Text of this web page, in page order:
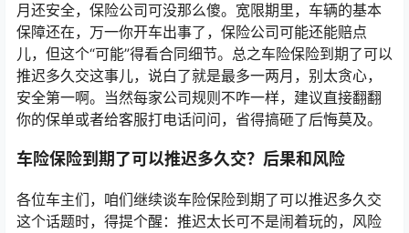
月还安全，保险公司可没那么傻。宽限期里，车辆的基本
保障还在，万一你开车出事了，保险公司可能还能赔点
儿，但这个“可能”得看合同细节。总之车险保险到期了可以
推迟多久交这事儿，说白了就是最多一两月，别太贪心，
安全第一啊。当然每家公司规则不咋一样，建议直接翻翻
你的保单或者给客服打电话问问，省得搞砸了后悔莫及。
车险保险到期了可以推迟多久交？后果和风险
各位车主们，咱们继续谈车险保险到期了可以推迟多久交
这个话题时，得提个醒：推迟太长可不是闹着玩的，风险